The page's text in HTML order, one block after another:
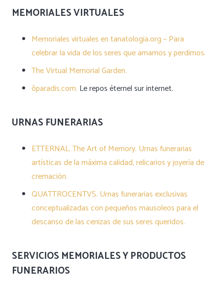
MEMORIALES VIRTUALES
Memoriales virtuales en tanatologia.org – Para
celebrar la vida de los seres que amamos y perdimos.
The Virtual Memorial Garden.
ôparadis.com. Le repos éternel sur internet.
URNAS FUNERARIAS
ETTERNAL. The Art of Memory. Urnas funerarias
artísticas de la máxima calidad, relicarios y joyería de
cremación.
QUATTROCENTVS. Urnas funerarias exclusivas
conceptualizadas con pequeños mausoleos para el
descanso de las cenizas de sus seres queridos.
SERVICIOS MEMORIALES Y PRODUCTOS
FUNERARIOS